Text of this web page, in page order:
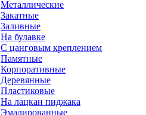
Металлические
Закатные
Заливные
На булавке
С цанговым креплением
Памятные
Корпоративные
Деревянные
Пластиковые
На лацкан пиджака
Эмалированные